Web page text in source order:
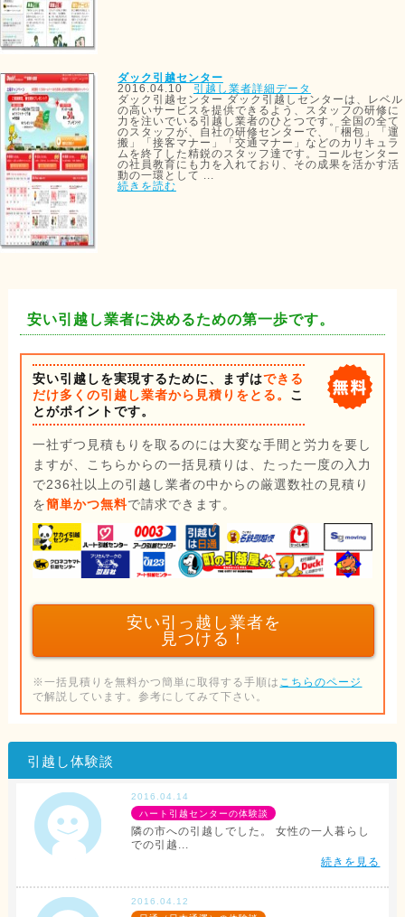
ダック引越センター
2016.04.10
引越し業者詳細データ
ダック引越センター ダック引越しセンターは、レベル
の高いサービスを提供できるよう、スタッフの研修に
力を注いでいる引越し業者のひとつです。全国の全て
のスタッフが、自社の研修センターで、「梱包」「運
搬」「接客マナー」「交通マナー」などのカリキュラ
ムを終了した精鋭のスタッフ達です。コールセンター
の社員教育にも力を入れており、その成果を活かす活
動の一環として ...
続きを読む
安い引越し業者に決めるための第一歩です。
安い引越しを実現するために、まずはできる
だけ多くの引越し業者から見積りをとる。 こ
とがポイントです。
一社ずつ見積もりを取るのには大変な手間と労力を要し
ますが、こちらからの一括見積りは、たった一度の入力
で236社以上の引越し業者の中からの厳選数社の見積り
を簡単かつ無料で請求できます。
安い引っ越し業者を
見つける！
※一括見積りを無料かつ簡単に取得する手順は こちらのページ
で解説しています。参考にしてみて下さい。
引越し体験談
2016.04.14
ハート引越センターの体験談
隣の市への引越しでした。 女性の一人暮らし
での引越...
続きを見る
2016.04.12